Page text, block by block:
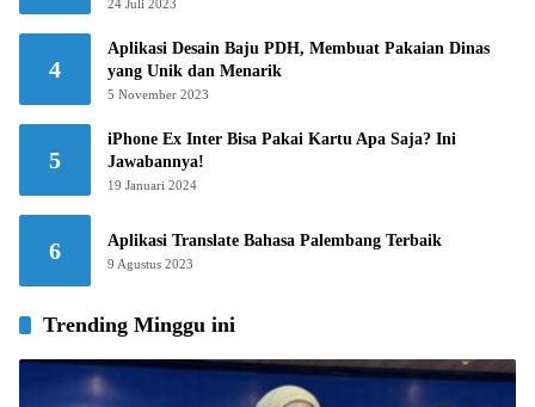
24 Juli 2023
4
Aplikasi Desain Baju PDH, Membuat Pakaian Dinas
yang Unik dan Menarik
5 November 2023
5
iPhone Ex Inter Bisa Pakai Kartu Apa Saja? Ini
Jawabannya!
19 Januari 2024
6 Aplikasi Translate Bahasa Palembang Terbaik
9 Agustus 2023
Trending Minggu ini